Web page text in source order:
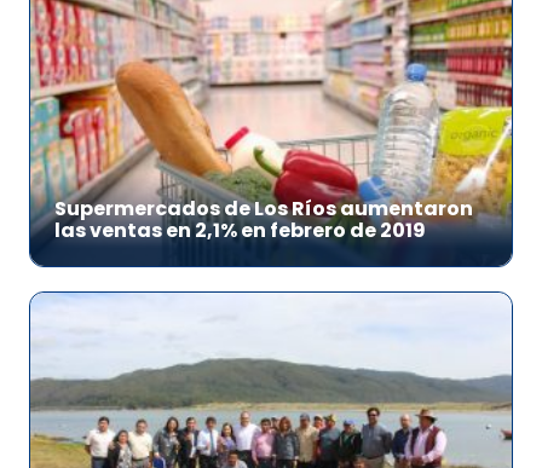
Supermercados de Los Ríos aumentaron
las ventas en 2,1% en febrero de 2019